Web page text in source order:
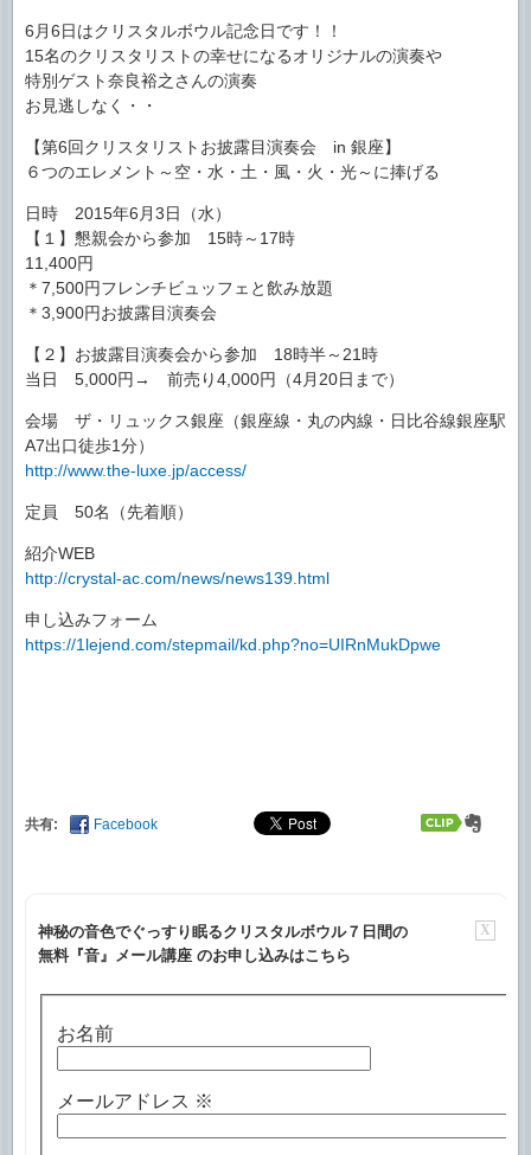
6月6日はクリスタルボウル記念日です！！
15名のクリスタリストの幸せになるオリジナルの演奏や
特別ゲスト奈良裕之さんの演奏
お見逃しなく・・
【第6回クリスタリストお披露目演奏会 in 銀座】
６つのエレメント～空・水・土・風・火・光～に捧げる
日時 2015年6月3日（水）
【１】懇親会から参加 15時～17時
11,400円
＊7,500円フレンチビュッフェと飲み放題
＊3,900円お披露目演奏会
【２】お披露目演奏会から参加 18時半～21時
当日 5,000円→ 前売り4,000円（4月20日まで）
会場 ザ・リュックス銀座（銀座線・丸の内線・日比谷線銀座駅
A7出口徒歩1分）
http://www.the-luxe.jp/access/
定員 50名（先着順）
紹介WEB
http://crystal-ac.com/news/news139.html
申し込みフォーム
https://1lejend.com/stepmail/kd.php?no=UIRnMukDpwe
共有: Facebook
X
神秘の音色でぐっすり眠るクリスタルボウル７日間の
無料『音』メール講座 のお申し込みはこちら
お名前
メールアドレス ※